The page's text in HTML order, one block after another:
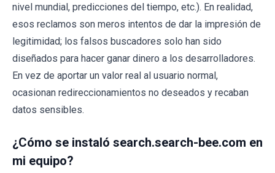
nivel mundial, predicciones del tiempo, etc.). En realidad,
esos reclamos son meros intentos de dar la impresión de
legitimidad; los falsos buscadores solo han sido
diseñados para hacer ganar dinero a los desarrolladores.
En vez de aportar un valor real al usuario normal,
ocasionan redireccionamientos no deseados y recaban
datos sensibles.
¿Cómo se instaló search.search-bee.com en
mi equipo?